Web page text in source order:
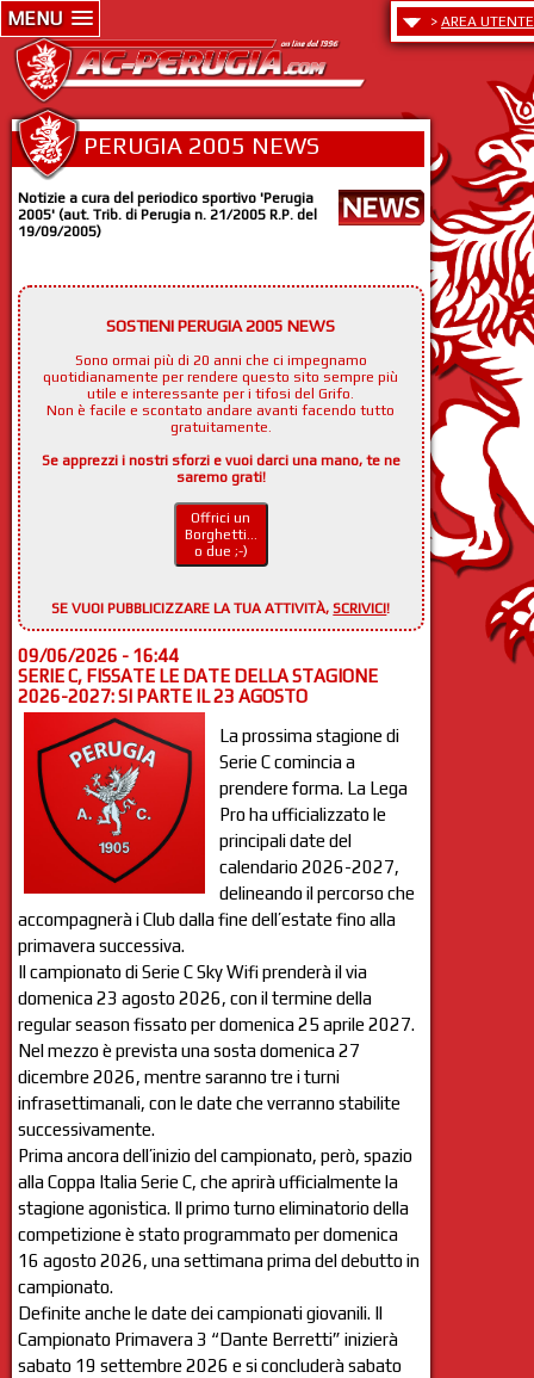
MENU > AREA UTENTE
PERUGIA 2005 NEWS
Notizie a cura del periodico sportivo 'Perugia
2005' (aut. Trib. di Perugia n. 21/2005 R.P. del
19/09/2005)
SOSTIENI PERUGIA 2005 NEWS
Sono ormai più di 20 anni che ci impegnamo
quotidianamente per rendere questo sito sempre più
utile e interessante per i tifosi del Grifo.
Non è facile e scontato andare avanti facendo tutto
gratuitamente.
Se apprezzi i nostri sforzi e vuoi darci una mano, te ne
saremo grati!
Offrici un
Borghetti...
o due ;-)
SE VUOI PUBBLICIZZARE LA TUA ATTIVITÀ,SCRIVICI!
09/06/2026 - 16:44
SERIE C, FISSATE LE DATE DELLA STAGIONE
2026-2027: SI PARTE IL 23 AGOSTO
La prossima stagione di
Serie C comincia a
prendere forma. La Lega
Pro ha ufficializzato le
principali date del
calendario 2026-2027,
delineando il percorso che
accompagnerà i Club dalla fine dell’estate fino alla
primavera successiva.
Il campionato di Serie C Sky Wifi prenderà il via
domenica 23 agosto 2026, con il termine della
regular season fissato per domenica 25 aprile 2027.
Nel mezzo è prevista una sosta domenica 27
dicembre 2026, mentre saranno tre i turni
infrasettimanali, con le date che verranno stabilite
successivamente.
Prima ancora dell’inizio del campionato, però, spazio
alla Coppa Italia Serie C, che aprirà ufficialmente la
stagione agonistica. Il primo turno eliminatorio della
competizione è stato programmato per domenica
16 agosto 2026, una settimana prima del debutto in
campionato.
Definite anche le date dei campionati giovanili. Il
Campionato Primavera 3 “Dante Berretti” inizierà
sabato 19 settembre 2026 e si concluderà sabato